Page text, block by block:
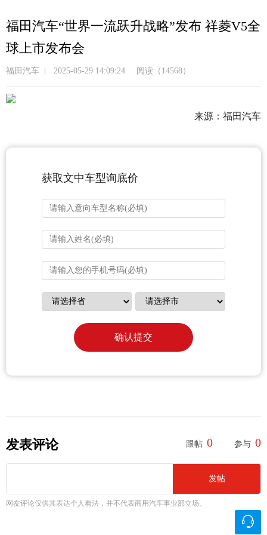
转
到
内
福田汽车“世界一流跃升战略”发布 祥菱V5全
球上市发布会
福田汽车 2025-05-29 14:09:24 阅读（14568）
来源：福田汽车
获取文中车型询底价
确认提交
发表评论 跟帖 0 参与 0
发帖
网友评论仅供其表达个人看法，并不代表商用汽车事业部立场。